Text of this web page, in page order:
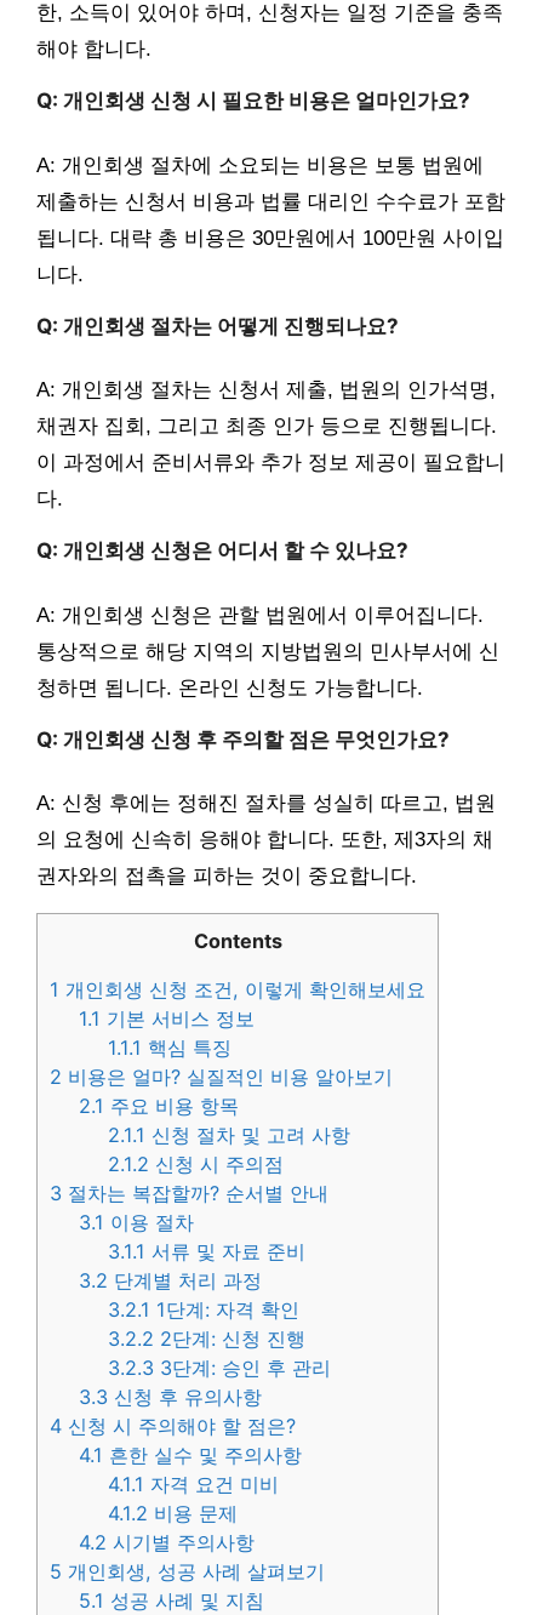
한, 소득이 있어야 하며, 신청자는 일정 기준을 충족
해야 합니다.
Q: 개인회생 신청 시 필요한 비용은 얼마인가요?
A: 개인회생 절차에 소요되는 비용은 보통 법원에
제출하는 신청서 비용과 법률 대리인 수수료가 포함
됩니다. 대략 총 비용은 30만원에서 100만원 사이입
니다.
Q: 개인회생 절차는 어떻게 진행되나요?
A: 개인회생 절차는 신청서 제출, 법원의 인가석명,
채권자 집회, 그리고 최종 인가 등으로 진행됩니다.
이 과정에서 준비서류와 추가 정보 제공이 필요합니
다.
Q: 개인회생 신청은 어디서 할 수 있나요?
A: 개인회생 신청은 관할 법원에서 이루어집니다.
통상적으로 해당 지역의 지방법원의 민사부서에 신
청하면 됩니다. 온라인 신청도 가능합니다.
Q: 개인회생 신청 후 주의할 점은 무엇인가요?
A: 신청 후에는 정해진 절차를 성실히 따르고, 법원
의 요청에 신속히 응해야 합니다. 또한, 제3자의 채
권자와의 접촉을 피하는 것이 중요합니다.
Contents
1 개인회생 신청 조건, 이렇게 확인해보세요
1.1 기본 서비스 정보
1.1.1 핵심 특징
2 비용은 얼마? 실질적인 비용 알아보기
2.1 주요 비용 항목
2.1.1 신청 절차 및 고려 사항
2.1.2 신청 시 주의점
3 절차는 복잡할까? 순서별 안내
3.1 이용 절차
3.1.1 서류 및 자료 준비
3.2 단계별 처리 과정
3.2.1 1단계: 자격 확인
3.2.2 2단계: 신청 진행
3.2.3 3단계: 승인 후 관리
3.3 신청 후 유의사항
4 신청 시 주의해야 할 점은?
4.1 흔한 실수 및 주의사항
4.1.1 자격 요건 미비
4.1.2 비용 문제
4.2 시기별 주의사항
5 개인회생, 성공 사례 살펴보기
5.1 성공 사례 및 지침